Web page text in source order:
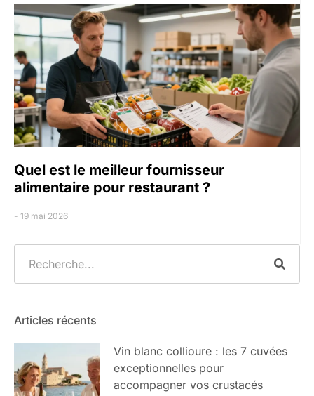
Quel est le meilleur fournisseur
alimentaire pour restaurant ?
19 mai 2026
Articles récents
Vin blanc collioure : les 7 cuvées
exceptionnelles pour
accompagner vos crustacés